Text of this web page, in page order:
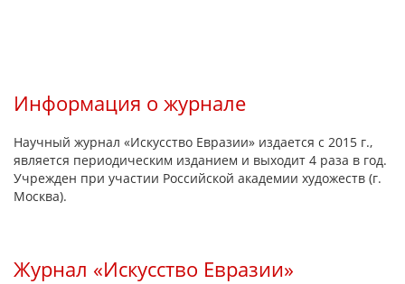
Информация о журнале
Научный журнал «Искусство Евразии» издается с 2015 г.,
является периодическим изданием и выходит 4 раза в год.
Учрежден при участии Российской академии художеств (г.
Москва).
Журнал «Искусство Евразии»